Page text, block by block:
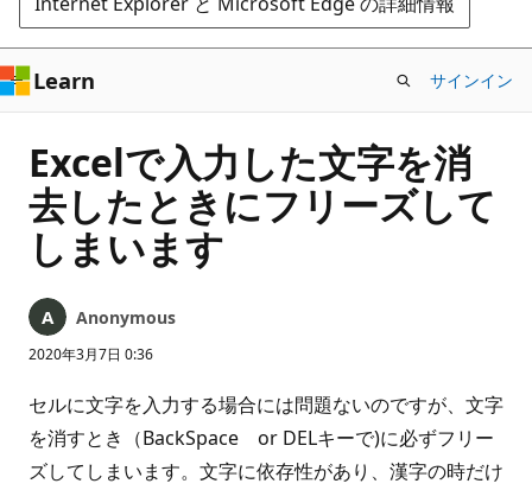
ス
キ
ッ
プ
Learn サインイン
Excelで入力した文字を消
去したときにフリーズして
しまいます
Anonymous
2020年3月7日 0:36
セルに文字を入力する場合には問題ないのですが、文字
を消すとき（BackSpace or DELキーで)に必ずフリー
ズしてしまいます。文字に依存性があり、漢字の時だけ